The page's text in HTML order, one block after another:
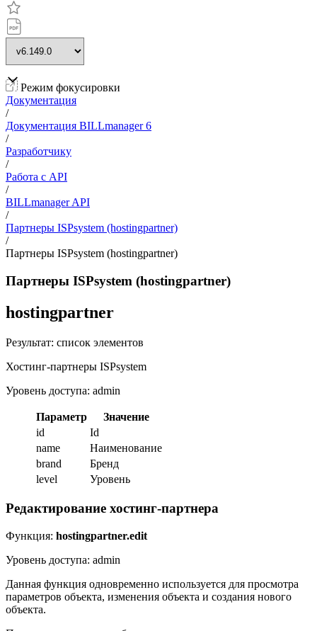
Режим фокусировки
Документация
/
Документация BILLmanager 6
/
Разработчику
/
Работа с API
/
BILLmanager API
/
Партнеры ISPsystem (hostingpartner)
/
Партнеры ISPsystem (hostingpartner)
Партнеры ISPsystem (hostingpartner)
hostingpartner
Результат: список элементов
Хостинг-партнеры ISPsystem
Уровень доступа: admin
Параметр
Значение
id
Id
name
Наименование
brand
Бренд
level
Уровень
Редактирование хостинг-партнера
Функция: hostingpartner.edit
Уровень доступа: admin
Данная функция одновременно используется для просмотра
параметров объекта, изменения объекта и создания нового
объекта.